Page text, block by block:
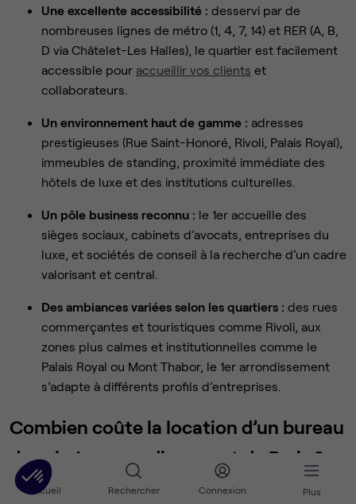
Accueil Rechercher Connexion Plus
Une excellente accessibilité : desservi par de
nombreuses lignes de métro (1, 4, 7, 14) et RER (A, B,
D via Châtelet-Les Halles), le quartier est facilement
accessible pour accueillir vos clients et
collaborateurs.
Un environnement haut de gamme : adresses
prestigieuses (Rue Saint-Honoré, Rivoli, Palais Royal),
immeubles de standing, proximité immédiate des
hôtels de luxe et des institutions culturelles.
Un pôle business reconnu : le 1er accueille des
sièges sociaux, cabinets d’avocats, entreprises du
luxe, et sociétés de conseil à la recherche d’un cadre
valorisant et central.
Des ambiances variées selon les quartiers : des rues
commerçantes et touristiques comme Rivoli, aux
zones plus calmes et institutionnelles comme le
Palais Royal ou Mont Thabor, le 1er arrondissement
s’adapte à différents profils d’entreprises.
Combien coûte la location d’un bureau
dans le 1er arrondissement de Paris ?
Louer des bureaux au cœur de la capitale représente un